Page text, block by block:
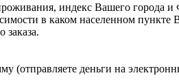
индекс Вашего города
в каком населенном
заказа.
(отправляете деньги на